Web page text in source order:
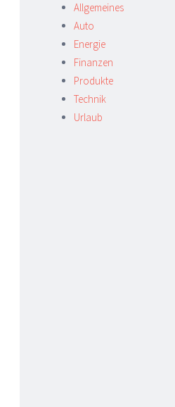
Allgemeines
Auto
Energie
Finanzen
Produkte
Technik
Urlaub